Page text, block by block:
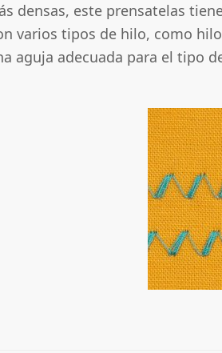
densas, este prensatelas
varios tipos de hilo, como
aguja adecuada para el tipo